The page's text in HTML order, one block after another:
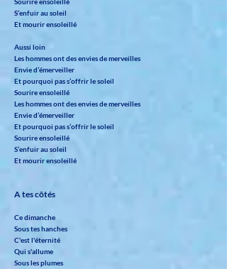
S’enfuir au soleil
Et mourir ensoleillé
Aussi loin
Les hommes ont des envies de merveilles
Envie d’émerveiller
Et pourquoi pas s’offrir le soleil
Sourire ensoleillé
Les hommes ont des envies de merveilles
Envie d’émerveiller
Et pourquoi pas s’offrir le soleil
Sourire ensoleillé
S’enfuir au soleil
Et mourir ensoleillé
A tes côtés
Ce dimanche
Sous tes hanches
C'est l'éternité
Qui s'allume
Sous les plumes